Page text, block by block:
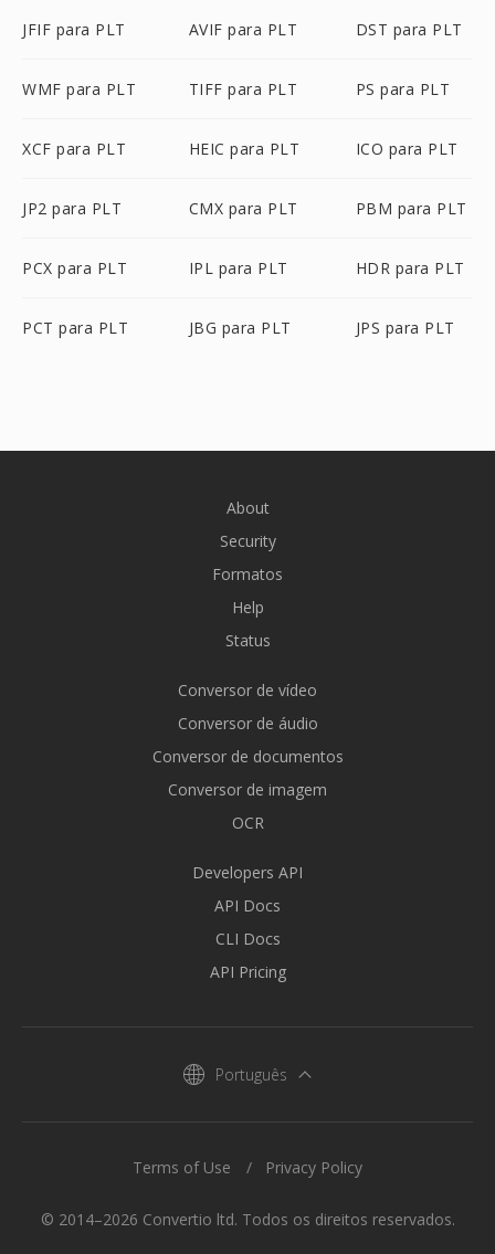
JFIF para PLT AVIF para PLT DST para PLT
WMF para PLT TIFF para PLT PS para PLT
XCF para PLT HEIC para PLT ICO para PLT
JP2 para PLT CMX para PLT PBM para PLT
PCX para PLT IPL para PLT HDR para PLT
PCT para PLT JBG para PLT JPS para PLT
About
Security
Formatos
Help
Status
Conversor de vídeo
Conversor de áudio
Conversor de documentos
Conversor de imagem
OCR
Developers API
API Docs
CLI Docs
API Pricing
Português
© 2014–2026 Convertio ltd. Todos os direitos reservados.
Terms of Use Privacy Policy